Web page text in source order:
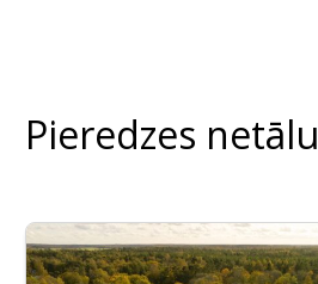
Pieredzes netālu